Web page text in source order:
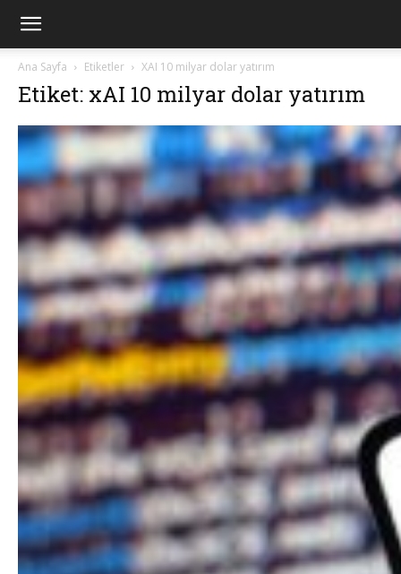
Ana Sayfa Etiketler XAI 10 milyar dolar yatırım
Etiket: xAI 10 milyar dolar yatırım